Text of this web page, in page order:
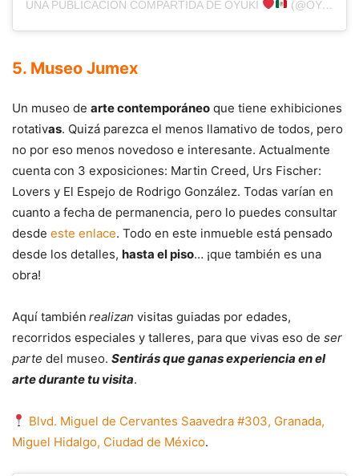
UNA PUBLICACIÓN COMPARTIDA DE OYUKI (@OYUKI_SUAREZ)
5. Museo Jumex
Un museo de arte contemporáneo que tiene exhibiciones
rotativas. Quizá parezca el menos llamativo de todos, pero
no por eso menos novedoso e interesante. Actualmente
cuenta con 3 exposiciones: Martin Creed, Urs Fischer:
Lovers y El Espejo de Rodrigo González. Todas varían en
cuanto a fecha de permanencia, pero lo puedes consultar
desde este enlace. Todo en este inmueble está pensado
desde los detalles, hasta el piso… ¡que también es una
obra!
Aquí también realizan visitas guiadas por edades,
recorridos especiales y talleres, para que vivas eso de ser
parte del museo. Sentirás que ganas experiencia en el
arte durante tu visita.
Blvd. Miguel de Cervantes Saavedra #303, Granada,
Miguel Hidalgo, Ciudad de México.